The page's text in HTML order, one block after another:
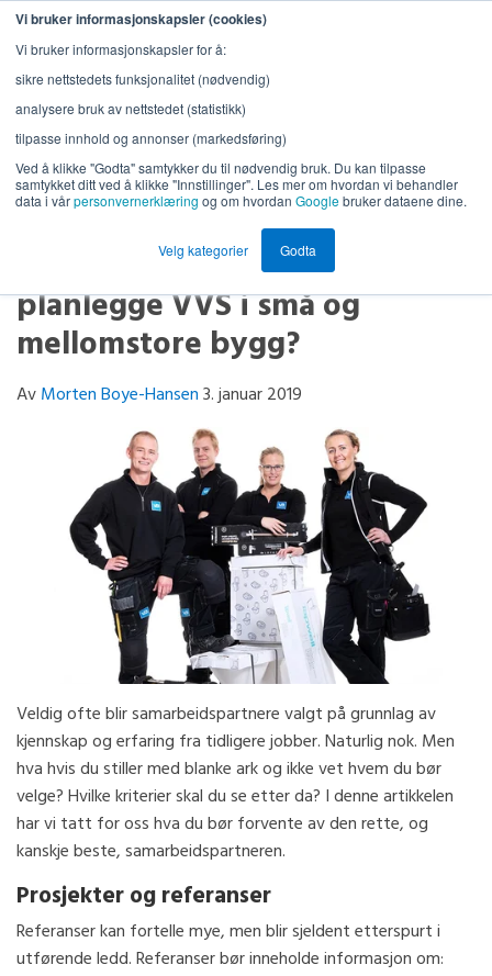
Vi bruker informasjonskapsler (cookies)
Vi bruker informasjonskapsler for å:
sikre nettstedets funksjonalitet (nødvendig)
analysere bruk av nettstedet (statistikk)
tilpasse innhold og annonser (markedsføring)
Ved å klikke "Godta" samtykker du til nødvendig bruk. Du kan tilpasse
samtykket ditt ved å klikke "Innstillinger". Les mer om hvordan vi behandler
data i vårpersonvernerklæring og om hvordan Googlebruker dataene dine.
Velg kategorier Godta
Hva forventer du av en god
samarbeidspartner når du skal
planlegge VVS i små og
mellomstore bygg?
AvMorten Boye-Hansen3. januar 2019
Veldig ofte blir samarbeidspartnere valgt på grunnlag av
kjennskap og erfaring fra tidligere jobber. Naturlig nok. Men
hva hvis du stiller med blanke ark og ikke vet hvem du bør
velge? Hvilke kriterier skal du se etter da? I denne artikkelen
har vi tatt for oss hva du bør forvente av den rette, og
kanskje beste, samarbeidspartneren.
Prosjekter og referanser
Referanser kan fortelle mye, men blir sjeldent etterspurt i
utførende ledd. Referanser bør inneholde informasjon om: